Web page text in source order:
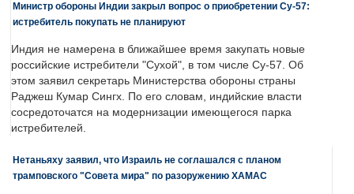
Министр обороны Индии закрыл вопрос о приобретении Су-57:
истребитель покупать не планируют
Индия не намерена в ближайшее время закупать новые
российские истребители "Сухой", в том числе Су-57. Об
этом заявил секретарь Министерства обороны страны
Раджеш Кумар Сингх. По его словам, индийские власти
сосредоточатся на модернизации имеющегося парка
истребителей.
Нетаньяху заявил, что Израиль не соглашался с планом
трамповского "Совета мира" по разоружению ХАМАС